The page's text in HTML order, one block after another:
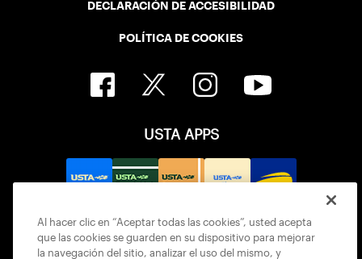
DECLARACIÓN DE ACCESIBILIDAD
POLÍTICA DE COOKIES
USTA APPS
Al hacer clic en “Aceptar todas las cookies”, usted acepta
que las cookies se guarden en su dispositivo para mejorar
la navegación del sitio, analizar el uso del mismo, y